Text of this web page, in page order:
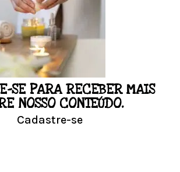
hora!
e faça sua Pesquisa
SE PARA RECEBER MAIS
NOSSO CONTEÚDO.
Cadastre-se